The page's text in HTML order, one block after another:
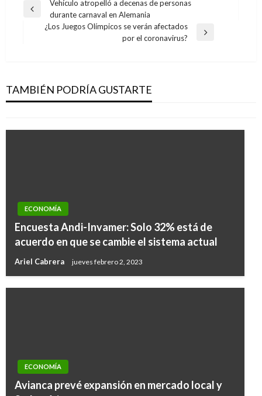
Navegación
Entrada
anterior
Vehículo atropelló a decenas de personas
durante carnaval en Alemania
¿Los Juegos Olímpicos se verán afectados
por el coronavirus?
TAMBIÉN PODRÍA GUSTARTE
Reglamentan Ley de Pago en Plazos Justos
Giovanni Alarcón M. miércoles diciembre 23, 2020
ECONOMÍA
Encuesta Andi-Invamer: Solo 32% está de
acuerdo en que se cambie el sistema actual
Ariel Cabrera jueves febrero 2, 2023
ECONOMÍA
Avianca prevé expansión en mercado local y